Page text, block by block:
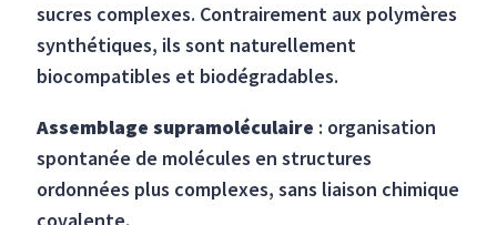
sucres complexes. Contrairement aux polymères
synthétiques, ils sont naturellement
biocompatibles et biodégradables.
Assemblage supramoléculaire : organisation
spontanée de molécules en structures
ordonnées plus complexes, sans liaison chimique